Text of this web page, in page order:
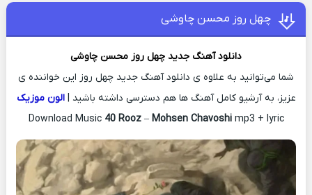
چهل روز محسن چاوشی
دانلود آهنگ جدید چهل روز محسن چاوشی
شما می‌توانید به علاوه ی دانلود آهنگ جدید چهل روز این خواننده ی
عزیز، به آرشیو کامل آهنگ ها هم دسترسی داشته باشید |الون موزیک
Download Music 40 Rooz– Mohsen Chavoshimp3 + lyric